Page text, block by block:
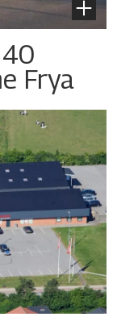
Frya